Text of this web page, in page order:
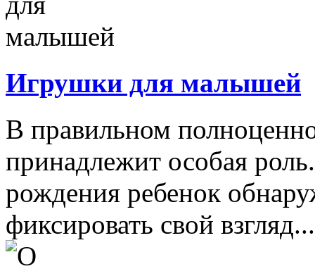
Игрушки для малышей
В правильном
принадлежит особая
рождения ребенок
фиксировать свой взгляд...